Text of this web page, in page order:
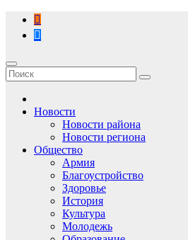
Перейти
содержимому
Новости
Новости района
Новости региона
Общество
Армия
Благоустройство
Здоровье
История
Культура
Молодежь